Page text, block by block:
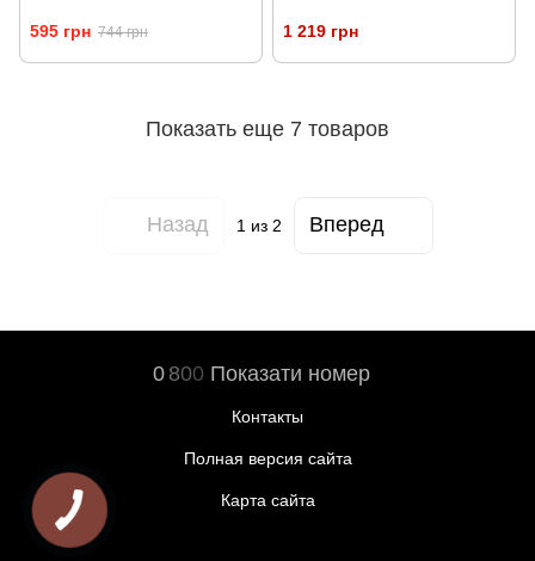
595 грн 744 грн 1 219 грн
Показать еще 7 товаров
Назад 1 из 2 Вперед
0 800 Показати номер
Контакты
Полная версия сайта
Карта сайта